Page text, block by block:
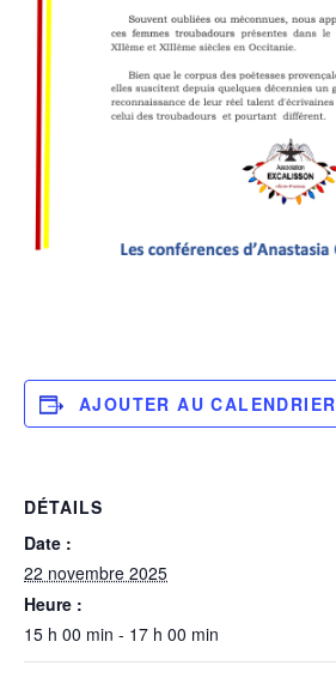
AJOUTER AU CALENDRIER
DÉTAILS
Date :
22 novembre 2025
Heure :
15 h 00 min - 17 h 00 min